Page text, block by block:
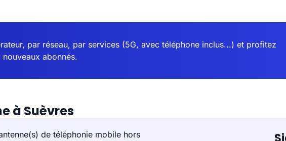
par réseau, par services (5G, avec téléphone inclus...) et profitez
abonnés.
à Suèvres
de téléphonie mobile hors